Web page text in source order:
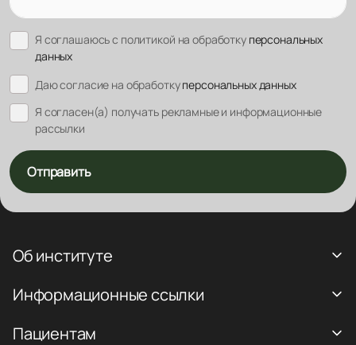
Я соглашаюсь с политикой на обработку персональных
данных
Даю согласие на обработкуперсональных данных
Я согласен(а) получать рекламные и информационные
рассылки
Отправить
Об институте
Информационные ссылки
Пациентам